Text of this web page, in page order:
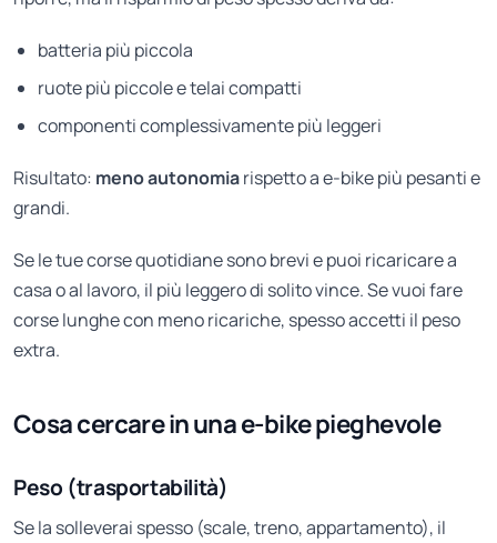
batteria più piccola
ruote più piccole e telai compatti
componenti complessivamente più leggeri
Risultato: meno autonomiarispetto a e-bike più pesanti e
grandi.
Se le tue corse quotidiane sono brevi e puoi ricaricare a
casa o al lavoro, il più leggero di solito vince. Se vuoi fare
corse lunghe con meno ricariche, spesso accetti il peso
extra.
Cosa cercare in una e-bike pieghevole
Peso (trasportabilità)
Se la solleverai spesso (scale, treno, appartamento), il